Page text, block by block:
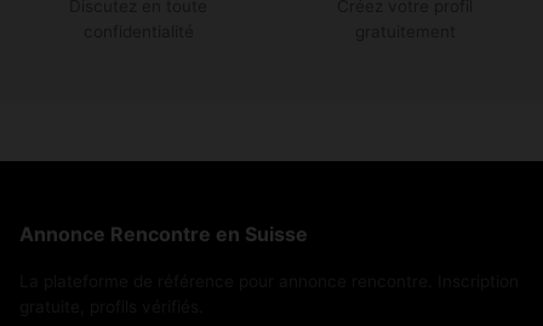
Annonce Rencontre en Suisse